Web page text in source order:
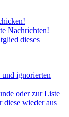
Nachrichten!
dieses
ignorierten
oder zur Liste
wieder aus